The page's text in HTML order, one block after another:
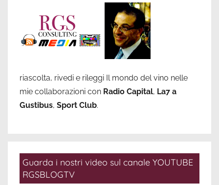
riascolta, rivedi e rileggi Il mondo del vino nelle
mie collaborazioni con Radio Capital, La7 a
Gustibus, Sport Club.
Guarda i nostri video sul canale YOUTUBE
RGSBLOGTV